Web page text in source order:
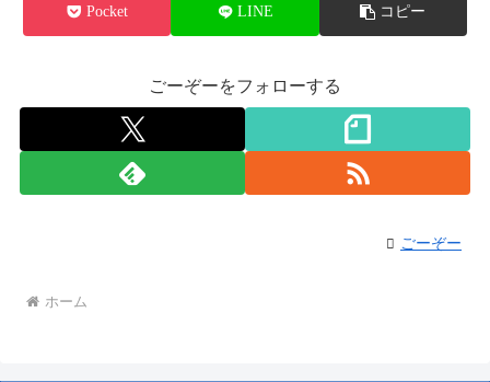
Pocket LINE コピー
ごーぞーをフォローする
ごーぞー
ホーム